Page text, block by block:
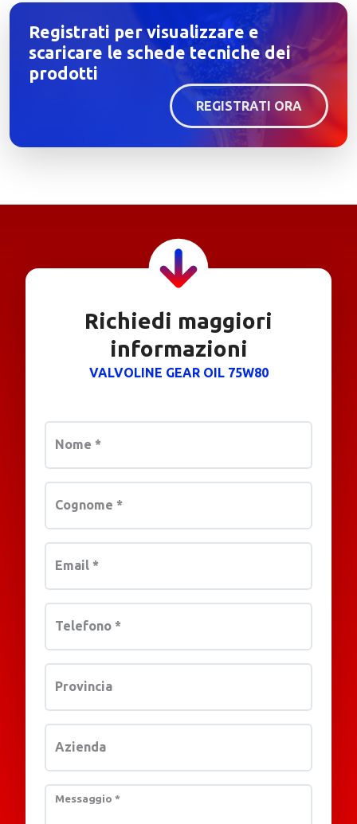
Registrati per visualizzare e
scaricare le schede tecniche dei
prodotti
REGISTRATI ORA
Richiedi maggiori
informazioni
VALVOLINE GEAR OIL 75W80
Nome *
Cognome *
Email *
Telefono *
Provincia
Azienda
Messaggio *